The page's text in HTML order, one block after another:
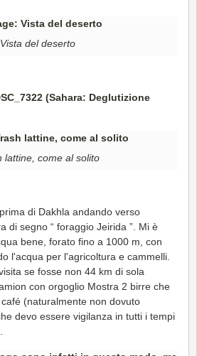
Vista del deserto
lattine, come al solito
di Dakhla andando verso
di segno “ foraggio Jeirida ”. Mi è
bene, forato fino a 1000 m, con
l'acqua per l'agricoltura e cammelli.
se fosse non 44 km di sola
con orgoglio Mostra 2 birre che
(naturalmente non dovuto
devo essere vigilanza in tutti i tempi